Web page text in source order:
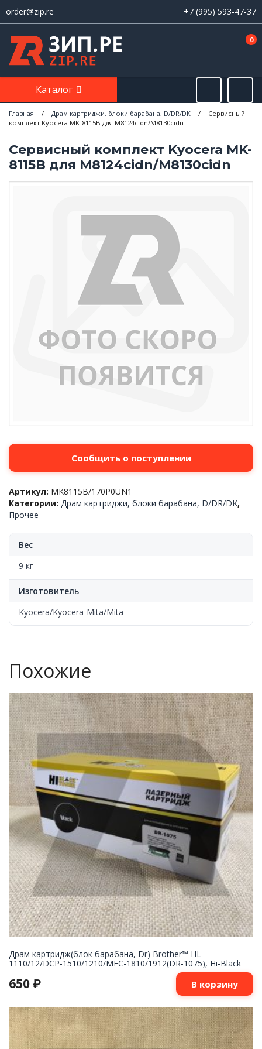
order@zip.re +7 (995) 593-47-37
0
Каталог
Главная / Драм картриджи, блоки барабана, D/DR/DK /
Сервисный
комплект Kyocera MK-8115B для M8124cidn/M8130cidn
Сервисный комплект Kyocera MK-
8115B для M8124cidn/M8130cidn
Сообщить о поступлении
Артикул: MK8115B/170P0UN1
Категории: Драм картриджи, блоки барабана, D/DR/DK,
Прочее
Вес
9 кг
Изготовитель
Kyocera/Kyocera-Mita/Mita
Похожие
Драм картридж(блок барабана, Dr) Brother™ HL-
1110/12/DCP-1510/1210/MFC-1810/1912(DR-1075), Hi-Black
650 ₽ В корзину